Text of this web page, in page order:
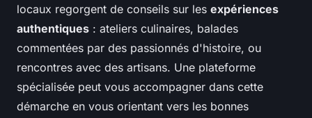
locaux regorgent de conseils sur les expériences
authentiques : ateliers culinaires, balades
commentées par des passionnés d'histoire, ou
rencontres avec des artisans. Une plateforme
spécialisée peut vous accompagner dans cette
démarche en vous orientant vers les bonnes